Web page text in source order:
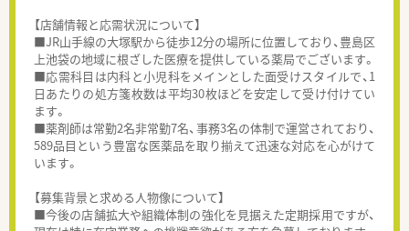
【店舗情報と応需状況について】
■JR山手線の大塚駅から徒歩12分の場所に位置しており、豊島区
上池袋の地域に根ざした医療を提供している薬局でございます。
■応需科目は内科と小児科をメインとした面受けスタイルで、1
日あたりの処方箋枚数は平均30枚ほどを安定して受け付けてい
ます。
■薬剤師は常勤2名非常勤7名、事務3名の体制で運営されており、
589品目という豊富な医薬品を取り揃えて迅速な対応を心がけて
います。
【募集背景と求める人物像について】
■今後の店舗拡大や組織体制の強化を見据えた定期採用ですが、